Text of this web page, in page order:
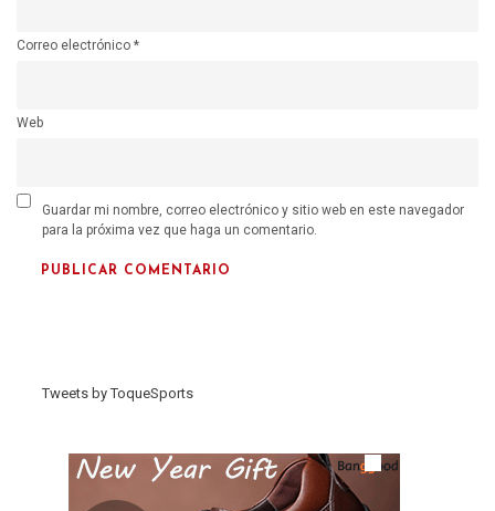
Correo electrónico *
Web
Guardar mi nombre, correo electrónico y sitio web en este navegador
para la próxima vez que haga un comentario.
Tweets by ToqueSports